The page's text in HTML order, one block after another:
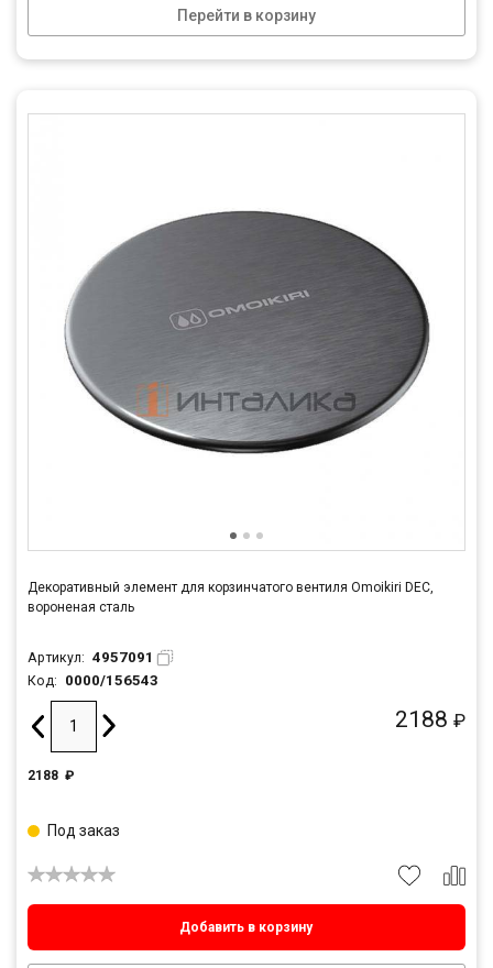
Перейти в корзину
Декоративный элемент для корзинчатого вентиля Omoikiri DEC,
вороненая сталь
Артикул: 4957091
Код: 0000/156543
2188 ₽
2188 ₽
Добавить в корзину
Под заказ